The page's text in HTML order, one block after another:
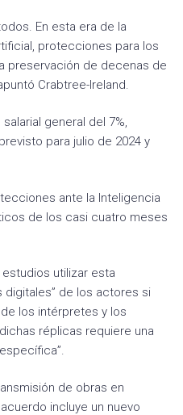
En esta era de la
protecciones para los
preservación de decenas de
Crabtree-Ireland.
general del 7%,
para julio de 2024 y
ante la Inteligencia
de los casi cuatro meses
utilizar esta
digitales” de los actores si
los intérpretes y los
réplicas requiere una
de obras en
incluye un nuevo